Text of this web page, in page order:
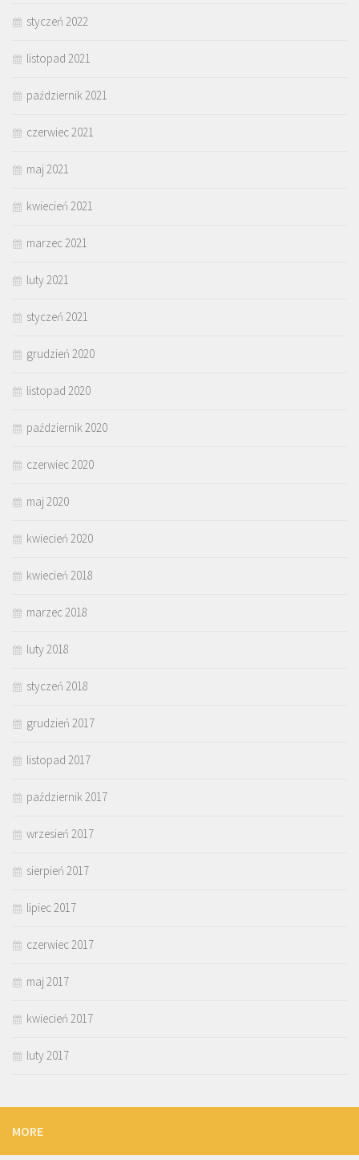
styczeń 2022
listopad 2021
październik 2021
czerwiec 2021
maj 2021
kwiecień 2021
marzec 2021
luty 2021
styczeń 2021
grudzień 2020
listopad 2020
październik 2020
czerwiec 2020
maj 2020
kwiecień 2020
kwiecień 2018
marzec 2018
luty 2018
styczeń 2018
grudzień 2017
listopad 2017
październik 2017
wrzesień 2017
sierpień 2017
lipiec 2017
czerwiec 2017
maj 2017
kwiecień 2017
luty 2017
MORE